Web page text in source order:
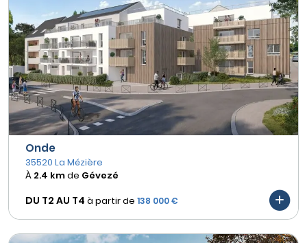
Onde
35520 La Mézière
À 2.4 kmde Gévezé
DU T2 AU T4 à partir de 138 000 €